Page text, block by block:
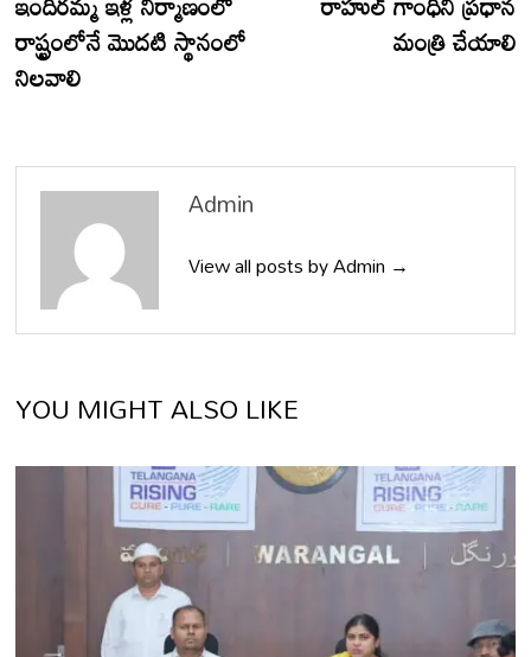
రాష్ట్రంలోనే మొదటి స్థానంలో
నిలవాలి
మంత్రి చేయాలి
Admin
View all posts by Admin →
YOU MIGHT ALSO LIKE